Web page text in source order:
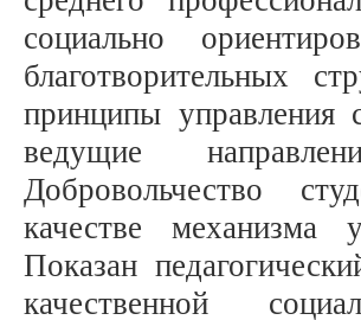
социально
благотворительных
принципы управления
ведущие
Добровольчество
качестве механизма
Показан
качественной